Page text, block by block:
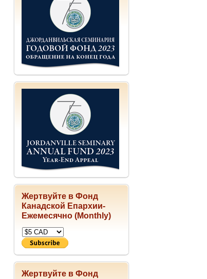
Жертвуйте в Фонд
Канадской Епархии-
Ежемесячно (Monthly)
Жертвуйте в Фонд